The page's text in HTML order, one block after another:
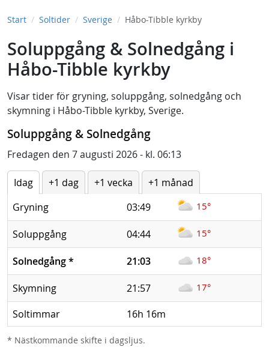
Start Soltider Sverige Håbo-Tibble kyrkby
Soluppgång & Solnedgång i
Håbo-Tibble kyrkby
Visar tider för gryning, soluppgång, solnedgång och
skymning i Håbo-Tibble kyrkby, Sverige.
Soluppgång & Solnedgång
Fredagen den 7 augusti 2026 - kl. 06:13
Idag +1 dag +1 vecka
+1 månad
Gryning
03:49 15°
Soluppgång 04:44 15°
Solnedgång* 21:03 18°
Skymning 21:57 17°
Soltimmar 16h 16m
* Nästkommande skifte i dagsljus.